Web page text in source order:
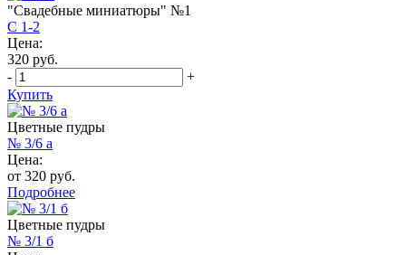
"Свадебные миниатюры" №1
С 1-2
Цена:
320 руб.
-
+
Купить
Цветные пудры
№ 3/6 a
Цена:
от 320 руб.
Подробнее
Цветные пудры
№ 3/1 б